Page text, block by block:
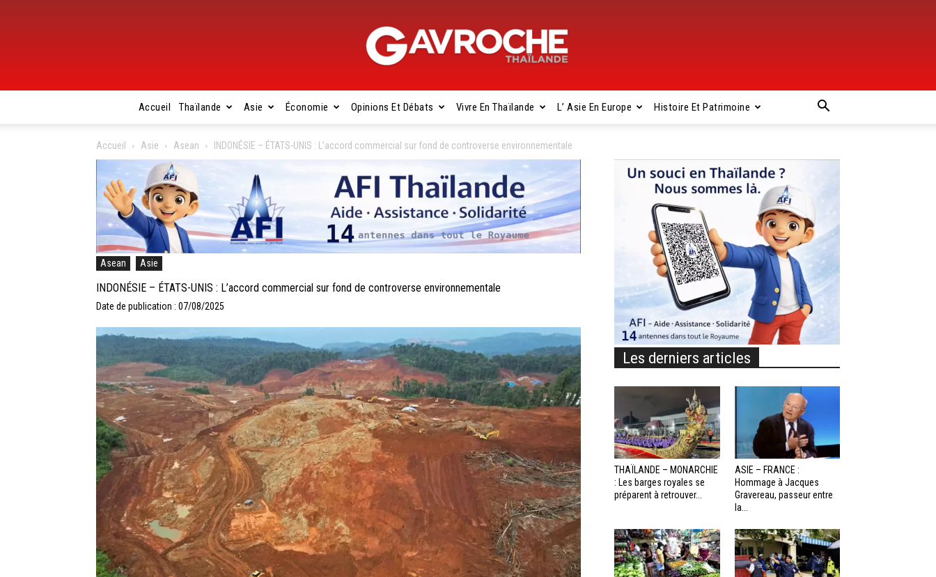
Gavroche
Thaïlande
Accueil Thaïlande Asie Économie Opinions Et Débats Vivre En Thaïlande L’ Asie En Europe Histoire Et Patrimoine
Accueil Asie Asean INDONÉSIE – ÉTATS-UNIS : L’accord commercial sur fond de controverse environnementale
Asean Asie
INDONÉSIE – ÉTATS-UNIS : L’accord commercial sur fond de controverse environnementale
Date de publication : 07/08/2025
Les derniers articles
THAÏLANDE – MONARCHIE
: Les barges royales se
préparent à retrouver...
ASIE – FRANCE :
Hommage à Jacques
Gravereau, passeur entre
la...